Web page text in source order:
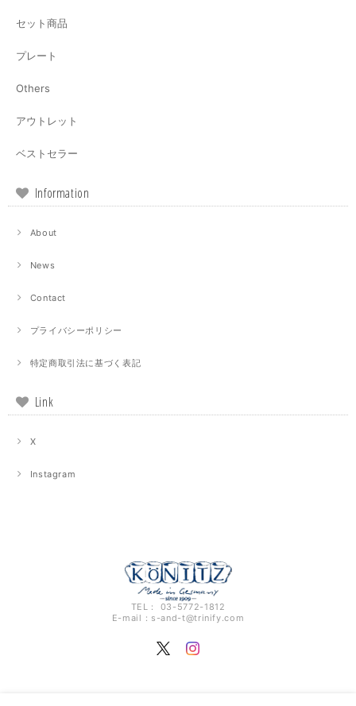
セット商品
プレート
Others
アウトレット
ベストセラー
Information
About
News
Contact
プライバシーポリシー
特定商取引法に基づく表記
Link
X
Instagram
TEL： 03-5772-1812
E-mail： s-and-t@trinify.com